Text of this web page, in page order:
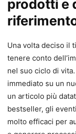
prodotti e
Una volta deciso il
tenere conto
nel suo ciclo di
immediato su un
un articolo più
bestseller, gli
molto efficaci per